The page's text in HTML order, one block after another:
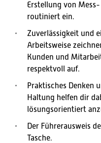
Erstellung von
routiniert ein.
Zuverlässigkeit und
Arbeitsweise
Kunden und
respektvoll auf.
Praktisches Denken
Haltung helfen dir
lösungsorientiert
Der Führerausweis
Tasche.